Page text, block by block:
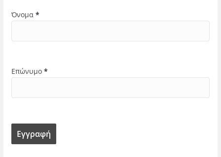
Όνομα *
Επώνυμο *